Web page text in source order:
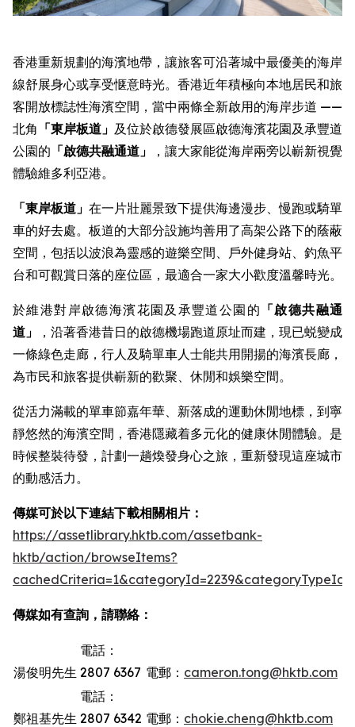
香港重新規劃的海濱地帶，讓旅客可沿著城中最優美的海岸
線舒展身心或享受惬意時光。香港近年積極向本地居民和旅
客開放標誌性海濱空間，當中兩條全新啟用的海岸步道 ——
北角 「東岸板道」 及位於啟德發展區啟德海濱花園及承豐道
公園的 「啟德共融通道 」
，讓大家能從海岸兩旁以嶄新視覺
體驗維多利亞港。
「東岸板道」 在一片壯麗景致下提供海邊漫步、慢跑或騎單
車的好去處。板道的大部分設施均善用了高架公路下的蔭蔽
空間，包括以波浪為靈感的遊樂空間、戶外健身站、釣魚平
台和可觀賞日落的座位區，最適合一家大小歡度溫馨時光。
於維港對岸啟德海濱花園及承豐道公園的 「啟德共融通
道 」
，沿著香港昔日的啟德機場跑道原址而建，現已蜕變成
一條綠色走廊，行人及騎單車人士能共用開揚的海濱長廊，
為市民和旅客提供嶄新的歡聚、休閒和娛樂空間。
從活力滿載的單車節嘉年華、新落成的運動休閒地標，到寧
靜悠然的海濱空間，香港隱藏着多元化的健康休閒體驗。是
時候整裝待發，計劃一趟煥發身心之旅，重新發現這座城市
的動感活力。
傳媒可於以下連結下載相關相片：
https://assetlibrary.hktb.com/assetbank-
hktb/action/browseItems?
傳媒如有查詢，請聯絡：
湯俊明先生
電話：
2807 6367 電郵： cameron.tong@hktb.com
鄭祖基先生
電話：
2807 6342 電郵： chokie.cheng@hktb.com